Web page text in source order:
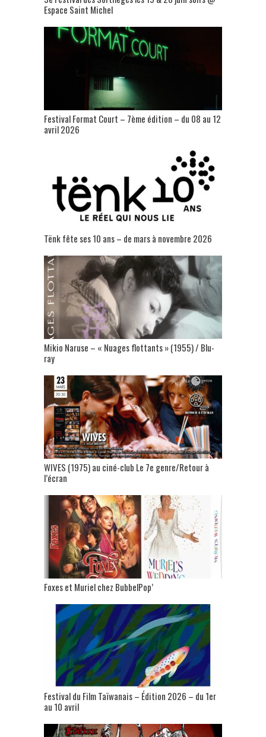
Espace Saint Michel
Festival Format Court – 7ème édition – du 08 au 12
avril 2026
Tënk fête ses 10 ans – de mars à novembre 2026
Mikio Naruse – « Nuages flottants » (1955) / Blu-
ray
WIVES (1975) au ciné-club Le 7e genre/Retour à
l’écran
Foxes et Muriel chez BubbelPop’
Festival du Film Taïwanais – Édition 2026 – du 1er
au 10 avril